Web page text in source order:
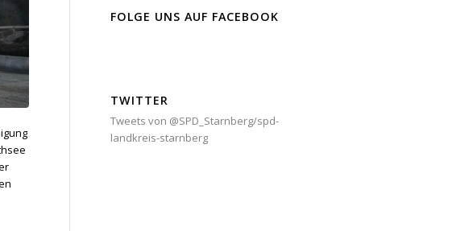
FOLGE UNS AUF FACEBOOK
TWITTER
Tweets von @SPD_Starnberg/spd-
landkreis-starnberg